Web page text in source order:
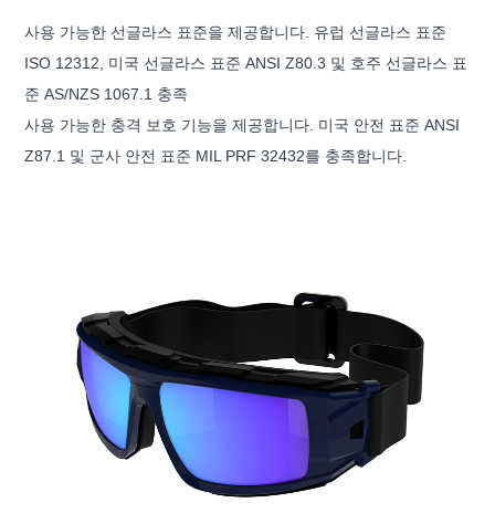
사용 가능한 선글라스 표준을 제공합니다. 유럽 ​​선글라스 표준
ISO 12312, 미국 선글라스 표준 ANSI Z80.3 및 호주 선글라스 표
준 AS/NZS 1067.1 충족
사용 가능한 충격 보호 기능을 제공합니다. 미국 안전 표준 ANSI
Z87.1 및 군사 안전 표준 MIL PRF 32432를 충족합니다.